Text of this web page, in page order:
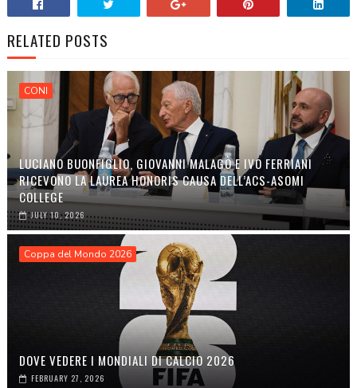
RELATED POSTS
CONI
LUCIANO BUONFIGLIO, GIOVANNI MALAGÒ E IVO FERRIANI
RICEVONO LA LAUREA HONORIS CAUSA DELL’ACS-ASOMI
COLLEGE
JULY 10, 2026
Coppa del Mondo 2026
DOVE VEDERE I MONDIALI DI CALCIO 2026
FEBRUARY 27, 2026